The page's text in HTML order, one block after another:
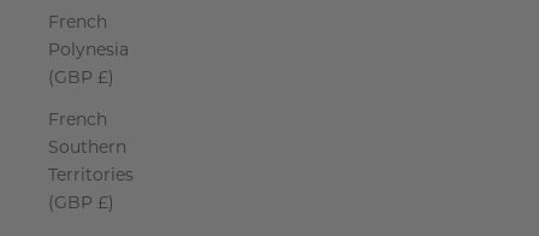
French
Polynesia
(GBP £)
French
Southern
Territories
(GBP £)